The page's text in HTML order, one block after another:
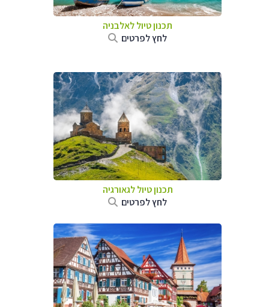
תכנון טיול לאלבניה
לחץ לפרטים
תכנון טיול לגאורגיה
לחץ לפרטים